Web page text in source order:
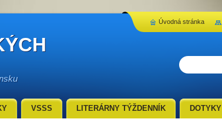
VSSS LITERÁRNY TÝŽDENNÍK DOTYKY
Úvodná stránka